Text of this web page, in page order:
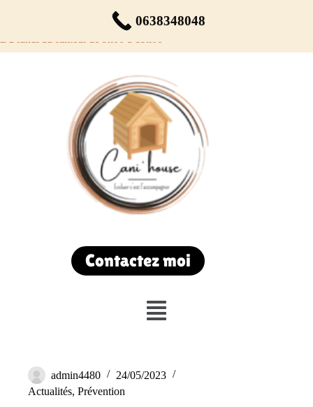
Réservez votre rendez-vous dès maintenant !
Contactez moi
admin4480
24/05/2023
Actualités, Prévention
0638348048